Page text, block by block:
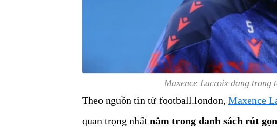
Maxence Lacroix đang trong
Theo nguồn tin từ football.london, Maxence
quan trọng nhất nằm trong danh sách rút